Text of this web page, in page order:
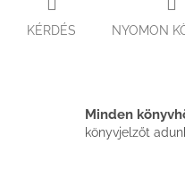
KÉRDÉS NYOMON
Minden
könyvjelzőt